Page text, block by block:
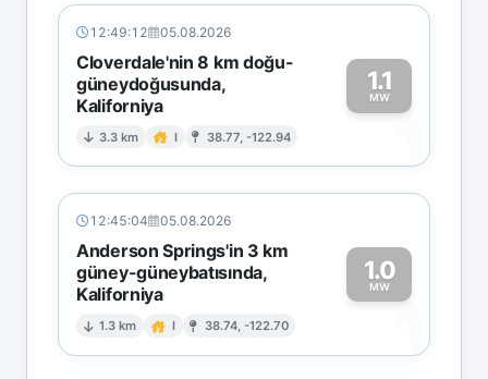
12:49:12 05.08.2026
Cloverdale'nin 8 km doğu-
güneydoğusunda,
Kaliforniya
3.3 km I 38.77, -122.94
1.1
MW
1
12:45:04 05.08.2026
Anderson Springs'in 3 km
güney-güneybatısında,
Kaliforniya
1.3 km I 38.74, -122.70
1.0
MW
1